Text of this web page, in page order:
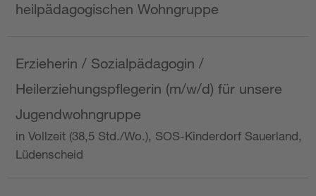
heilpädagogischen Wohngruppe
Erzieherin / Sozialpädagogin /
Heilerziehungspflegerin (m/w/d) für unsere
Jugendwohngruppe
in Vollzeit (38,5 Std./Wo.), SOS-Kinderdorf Sauerland,
Lüdenscheid